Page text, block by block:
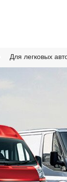
Для легковых